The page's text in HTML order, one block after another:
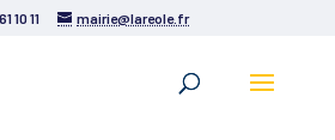
10 11 mairie@lareole.fr